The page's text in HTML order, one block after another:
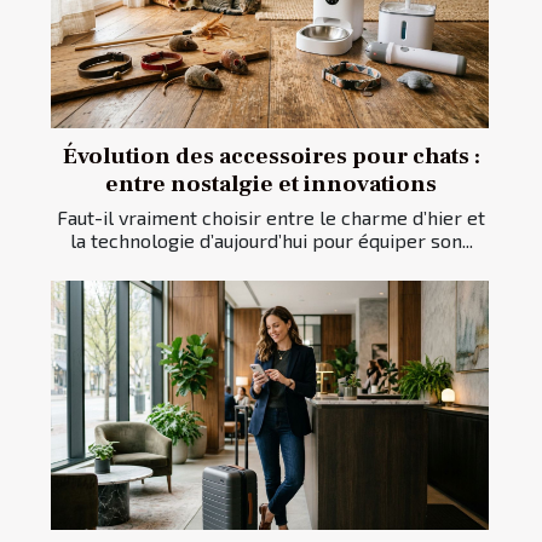
Évolution des accessoires pour chats :
entre nostalgie et innovations
Faut-il vraiment choisir entre le charme d’hier et
la technologie d’aujourd’hui pour équiper son...